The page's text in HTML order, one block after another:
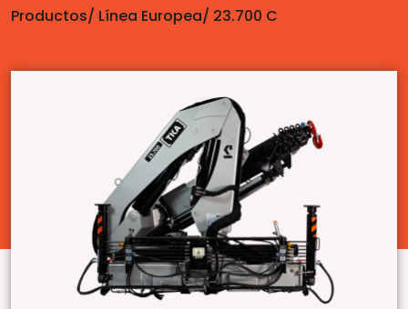
Productos/ Línea Europea/ 23.700 C